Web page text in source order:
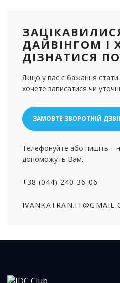
ДАЙВІНГОМ І
ДІЗНАТИСЯ
Якщо у вас є бажання
хочете записатися чи
ЗАМОВТЕ ЗВОРОТНІЙ
Телефонуйте або пишіть –
допоможуть Вам.
+38 (044) 240-36-06